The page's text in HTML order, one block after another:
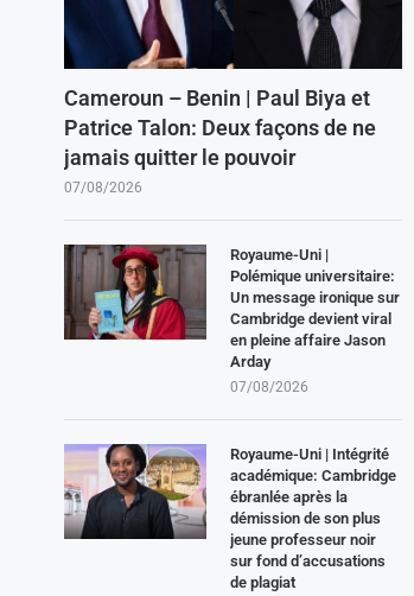
Cameroun – Benin | Paul Biya et
Patrice Talon: Deux façons de ne
jamais quitter le pouvoir
07/08/2026
Royaume-Uni |
Polémique universitaire:
Un message ironique sur
Cambridge devient viral
en pleine affaire Jason
Arday
07/08/2026
Royaume-Uni | Intégrité
académique: Cambridge
ébranlée après la
démission de son plus
jeune professeur noir
sur fond d’accusations
de plagiat